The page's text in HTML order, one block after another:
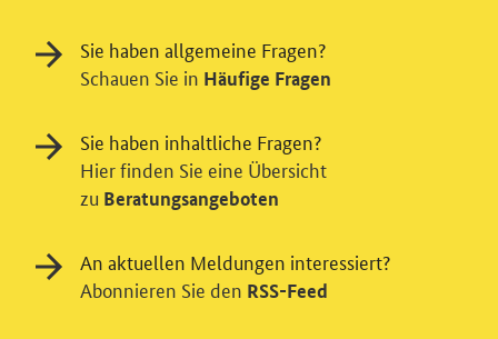
Sie haben allgemeine Fragen?
Schauen Sie in Häufige Fragen
Sie haben inhaltliche Fragen?
Hier finden Sie eine Übersicht
zu Beratungsangeboten
An aktuellen Meldungen interessiert?
Abonnieren Sie den RSS-Feed